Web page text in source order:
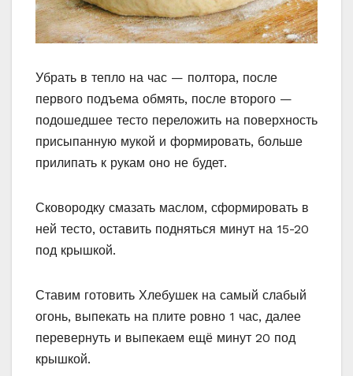
Убрать в тепло на час — полтора, после
первого подъема обмять, после второго —
подошедшее тесто переложить на поверхность
присыпанную мукой и формировать, больше
прилипать к рукам оно не будет.
Сковородку смазать маслом, сформировать в
ней тесто, оставить подняться минут на 15-20
под крышкой.
Ставим готовить Хлебушек на самый слабый
огонь, выпекать на плите ровно 1 час, далее
перевернуть и выпекаем ещё минут 20 под
крышкой.